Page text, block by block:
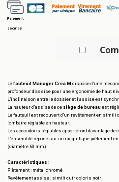
Paiement
sécurisé
Lefauteuil Manager Créa M dispose d’une
profondeur d’assise pour une ergonomie de haut
L’inclinaison entre le dossier et l’assise est
La hauteur d’assise de ce siège de bureau est
Le fauteuil est recouvert d’un revêtement en simili
lombaire réglable en hauteur.
Les accoudoirs réglables apporteront davantage de
L’ensemble repose sur un magnifique piètement
(diamètre 60 mm).
Caractéristiques :
Piètement : métal chromé
Revêtement assise : simili cuir coloris noir